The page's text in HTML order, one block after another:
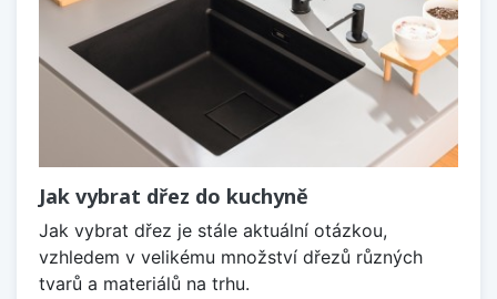
Jak vybrat dřez do kuchyně
Jak vybrat dřez je stále aktuální otázkou,
vzhledem v velikému množství dřezů různých
tvarů a materiálů na trhu.